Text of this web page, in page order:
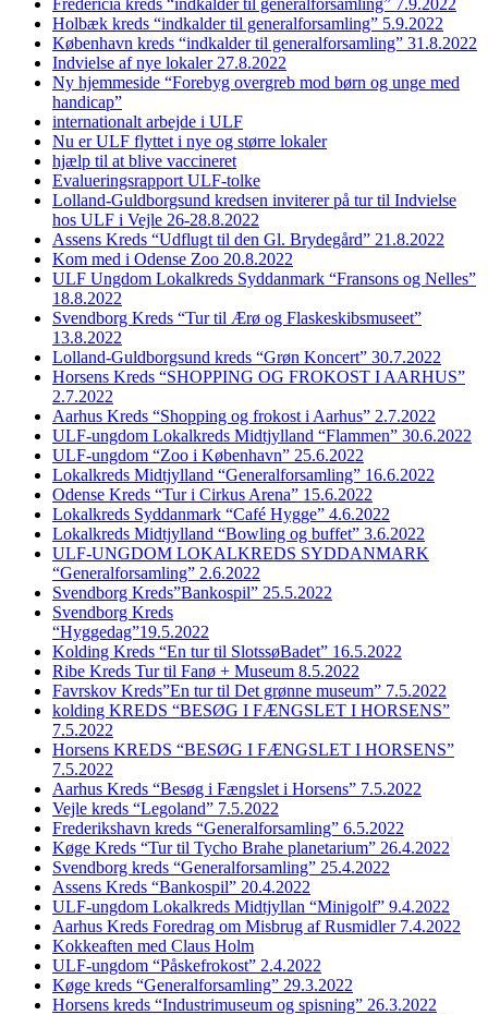
Fredericia kreds “indkalder til generalforsamling” 7.9.2022
Holbæk kreds “indkalder til generalforsamling” 5.9.2022
København kreds “indkalder til generalforsamling” 31.8.2022
Indvielse af nye lokaler 27.8.2022
Ny hjemmeside “Forebyg overgreb mod børn og unge med
handicap”
internationalt arbejde i ULF
Nu er ULF flyttet i nye og større lokaler
hjælp til at blive vaccineret
Evalueringsrapport ULF-tolke
Lolland-Guldborgsund kredsen inviterer på tur til Indvielse
hos ULF i Vejle 26-28.8.2022
Assens Kreds “Udflugt til den Gl. Brydegård” 21.8.2022
Kom med i Odense Zoo 20.8.2022
ULF Ungdom Lokalkreds Syddanmark “Fransons og Nelles”
18.8.2022
Svendborg Kreds “Tur til Ærø og Flaskeskibsmuseet”
13.8.2022
Lolland-Guldborgsund kreds “Grøn Koncert” 30.7.2022
Horsens Kreds “SHOPPING OG FROKOST I AARHUS”
2.7.2022
Aarhus Kreds “Shopping og frokost i Aarhus” 2.7.2022
ULF-ungdom Lokalkreds Midtjylland “Flammen” 30.6.2022
ULF-ungdom “Zoo i København” 25.6.2022
Lokalkreds Midtjylland “Generalforsamling” 16.6.2022
Odense Kreds “Tur i Cirkus Arena” 15.6.2022
Lokalkreds Syddanmark “Café Hygge” 4.6.2022
Lokalkreds Midtjylland “Bowling og buffet” 3.6.2022
ULF-UNGDOM LOKALKREDS SYDDANMARK
“Generalforsamling” 2.6.2022
Svendborg Kreds”Bankospil” 25.5.2022
Svendborg Kreds
“Hyggedag”19.5.2022
Kolding Kreds “En tur til SlotssøBadet” 16.5.2022
Ribe Kreds Tur til Fanø + Museum 8.5.2022
Favrskov Kreds”En tur til Det grønne museum” 7.5.2022
kolding KREDS “BESØG I FÆNGSLET I HORSENS”
7.5.2022
Horsens KREDS “BESØG I FÆNGSLET I HORSENS”
7.5.2022
Aarhus Kreds “Besøg i Fængslet i Horsens” 7.5.2022
Vejle kreds “Legoland” 7.5.2022
Frederikshavn kreds “Generalforsamling” 6.5.2022
Køge Kreds “Tur til Tycho Brahe planetarium” 26.4.2022
Svendborg kreds “Generalforsamling” 25.4.2022
Assens Kreds “Bankospil” 20.4.2022
ULF-ungdom Lokalkreds Midtjyllan “Minigolf” 9.4.2022
Aarhus Kreds Foredrag om Misbrug af Rusmidler 7.4.2022
Kokkeaften med Claus Holm
ULF-ungdom “Påskefrokost” 2.4.2022
Køge kreds “Generalforsamling” 29.3.2022
Horsens kreds “Industrimuseum og spisning” 26.3.2022